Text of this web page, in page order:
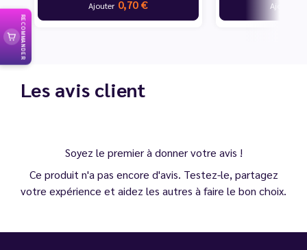
Ajouter 0,70 € Ajouter
Les avis client
Soyez le premier à donner votre avis !
Ce produit n'a pas encore d'avis. Testez-le, partagez
votre expérience et aidez les autres à faire le bon choix.
RECOMMANDER